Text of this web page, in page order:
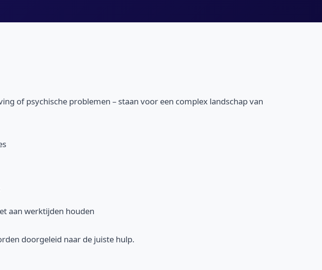
of psychische problemen – staan voor een complex landschap van
aan werktijden houden
doorgeleid naar de juiste hulp.